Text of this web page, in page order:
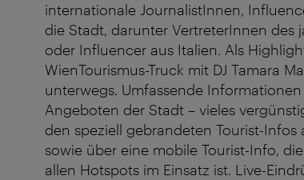
internationale JournalistInnen,
die Stadt, darunter VertreterInnen des
oder Influencer aus Italien. Als
WienTourismus-Truck mit DJ Tamara
unterwegs. Umfassende
Angeboten der Stadt – vieles
den speziell gebrandeten Tourist-
sowie über eine mobile Tourist-Info,
allen Hotspots im Einsatz ist. Live-